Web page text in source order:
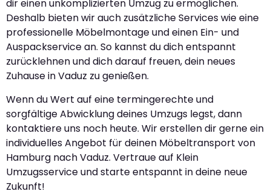
dir einen unkomplizierten Umzug zu ermöglichen.
Deshalb bieten wir auch zusätzliche Services wie eine
professionelle Möbelmontage und einen Ein- und
Auspackservice an. So kannst du dich entspannt
zurücklehnen und dich darauf freuen, dein neues
Zuhause in Vaduz zu genießen.
Wenn du Wert auf eine termingerechte und
sorgfältige Abwicklung deines Umzugs legst, dann
kontaktiere uns noch heute. Wir erstellen dir gerne ein
individuelles Angebot für deinen Möbeltransport von
Hamburg nach Vaduz. Vertraue auf Klein
Umzugsservice und starte entspannt in deine neue
Zukunft!